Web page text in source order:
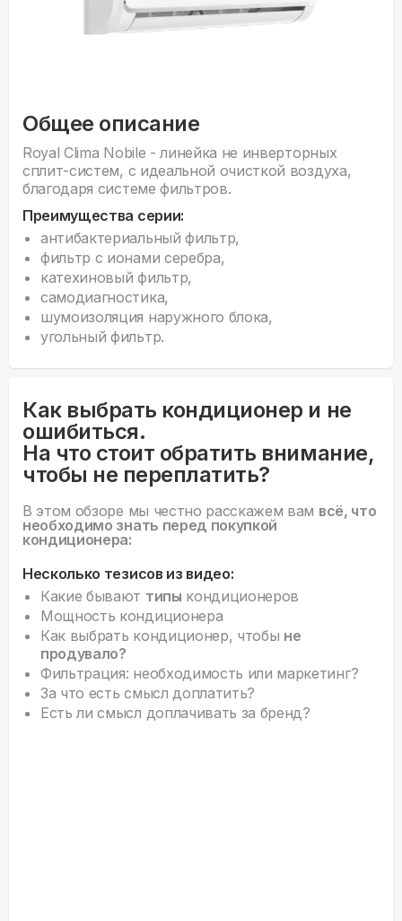
Общее описание
Royal Clima Nobile - линейка не инверторных
сплит-систем, с идеальной очисткой воздуха,
благодаря системе фильтров.
Преимущества серии:
антибактериальный фильтр,
фильтр с ионами серебра,
катехиновый фильтр,
самодиагностика,
шумоизоляция наружного блока,
угольный фильтр.
Как выбрать кондиционер и не
ошибиться.
На что стоит обратить внимание,
чтобы не переплатить?
В этом обзоре мы честно расскажем вам всё, что
необходимо знать перед покупкой
кондиционера:
Несколько тезисов из видео:
Какие бывают типы кондиционеров
Мощность кондиционера
Как выбрать кондиционер, чтобы не
продувало?
Фильтрация: необходимость или маркетинг?
За что есть смысл доплатить?
Есть ли смысл доплачивать за бренд?